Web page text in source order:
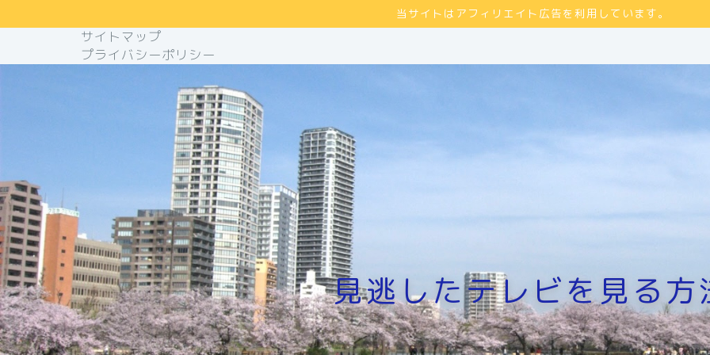
当サイトはアフィリエイト広告を利用しています。
サイトマップ
プライバシーポリシー
見逃したテレビを見る方